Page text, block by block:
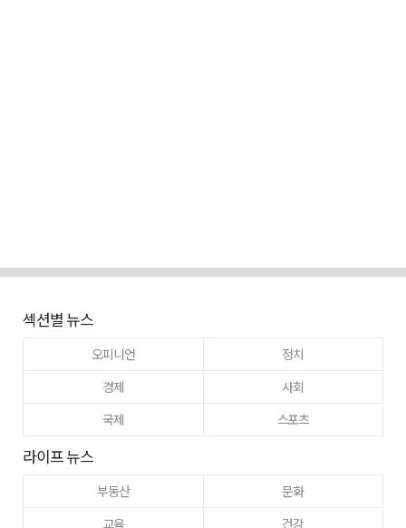
섹션별 뉴스
오피니언
정치
경제
사회
국제
스포츠
라이프 뉴스
부동산
문화
교육
건강